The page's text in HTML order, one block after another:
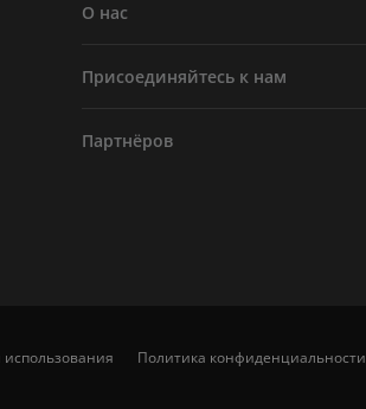
О нас
Присоединяйтесь к нам
Партнёров
использования Политика конфиденциальности